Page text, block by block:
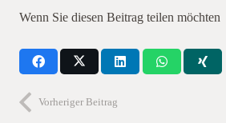
Wenn Sie diesen Beitrag teilen möchten
Vorheriger Beitrag